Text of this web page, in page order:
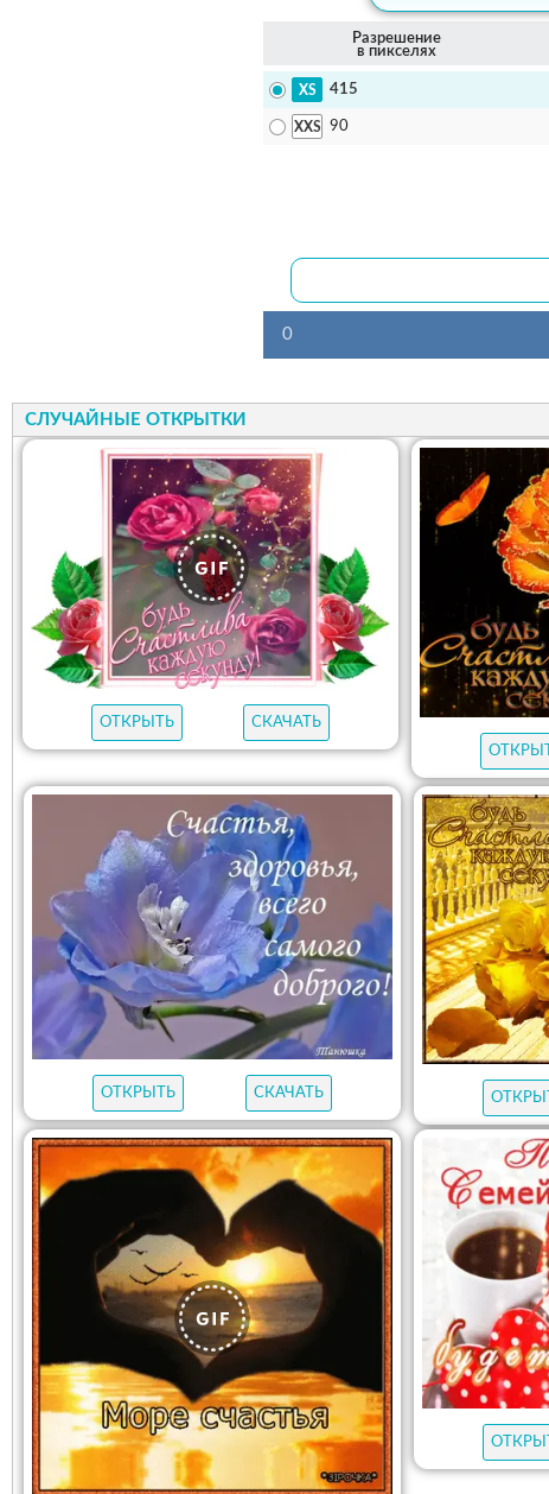
Разрешение
в пикселях
415
90
0
СЛУЧАЙНЫЕ ОТКРЫТКИ
ОТКРЫТЬ
СКАЧАТЬ
ОТКРЫТЬ СКАЧАТЬ